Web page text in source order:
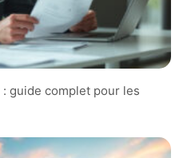
guide complet pour les